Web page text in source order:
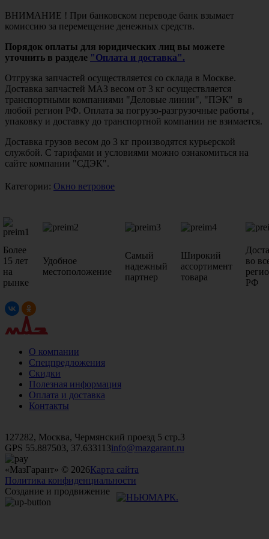
ВНИМАНИЕ ! При банковском переводе банк взымает
комиссию за перемещение денежных средств.
Порядок оплаты для юридических лиц вы можете
уточнить в разделе "Оплата и доставка".
Отгрузка запчастей осуществляется со склада в Москве.
Доставка запчастей МАЗ весом от 3 кг осуществляется
транспортными компаниями "Деловые линии", "ПЭК" в
любой регион РФ. Оплата за погрузо-разгрузочные работы ,
упаковку и доставку до транспортной компании не взимается.
Доставка грузов весом до 3 кг производятся курьерской
службой. С тарифами и условиями можно ознакомиться на
сайте компании "СДЭК".
Категории: Окно ветровое
Более
15 лет
на
рынке
Удобное
местоположение
Самый
надежный
партнер
Широкий
ассортимент
товара
во
РФ
О компании
Спецпредложения
Скидки
Полезная информация
Оплата и доставка
Контакты
127282, Москва, Чермянский проезд 5 стр.3
GPS 55.887503, 37.633113info@mazgarant.ru
«МазГарант» © 2026Карта сайта
Политика конфиденциальности
Создание и продвижение